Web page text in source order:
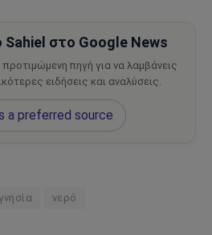
στο Google News
πηγή για να λαμβάνεις
ειδήσεις και αναλύσεις.
a preferred source
νερό